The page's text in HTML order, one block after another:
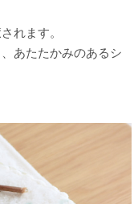
れます。
あたたかみのあるシ